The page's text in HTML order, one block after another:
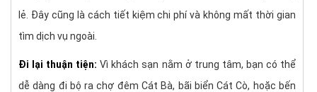
lẻ. Đây cũng là cách tiết kiệm chi phí và không mất thời gian
tìm dịch vụ ngoài.
Đi lại thuận tiện: Vì khách sạn nằm ở trung tâm, bạn có thể
dễ dàng đi bộ ra chợ đêm Cát Bà, bãi biển Cát Cò, hoặc bến